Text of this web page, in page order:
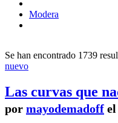
Modera
Se han encontrado 1739
nuevo
Las curvas que
por mayodemadoff